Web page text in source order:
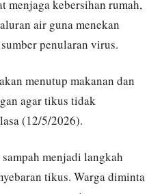
menjaga kebersihan rumah,
air guna menekan
penularan virus.
menutup makanan dan
agar tikus tidak
(12/5/2026).
menjadi langkah
tikus. Warga diminta